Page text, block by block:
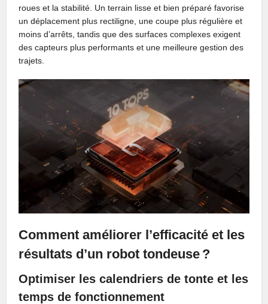
roues et la stabilité. Un terrain lisse et bien préparé favorise
un déplacement plus rectiligne, une coupe plus régulière et
moins d’arrêts, tandis que des surfaces complexes exigent
des capteurs plus performants et une meilleure gestion des
trajets.
Comment améliorer l’efficacité et les
résultats d’un robot tondeuse ?
Optimiser les calendriers de tonte et les
temps de fonctionnement